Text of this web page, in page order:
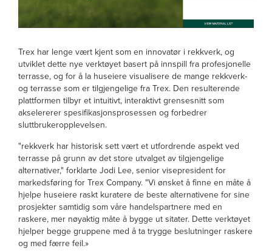
Trex har lenge vært kjent som en innovatør i rekkverk, og
utviklet dette nye verktøyet basert på innspill fra profesjonelle
terrasse, og for å la huseiere visualisere de mange rekkverk-
og terrasse som er tilgjengelige fra Trex. Den resulterende
plattformen tilbyr et intuitivt, interaktivt grensesnitt som
akselererer spesifikasjonsprosessen og forbedrer
sluttbrukeropplevelsen.
"rekkverk har historisk sett vært et utfordrende aspekt ved
terrasse på grunn av det store utvalget av tilgjengelige
alternativer," forklarte Jodi Lee, senior visepresident for
markedsføring for Trex Company. "Vi ønsket å finne en måte å
hjelpe huseiere raskt kuratere de beste alternativene for sine
prosjekter samtidig som våre handelspartnere med en
raskere, mer nøyaktig måte å bygge ut sitater. Dette verktøyet
hjelper begge gruppene med å ta trygge beslutninger raskere
og med færre feil.»